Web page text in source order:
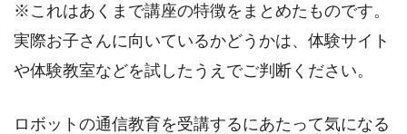
※これはあくまで講座の特徴をまとめたものです。
実際お子さんに向いているかどうかは、体験サイト
や体験教室などを試したうえでご判断ください。
ロボットの通信教育を受講するにあたって気になる